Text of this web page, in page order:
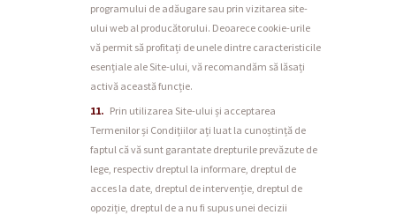
programului de adăugare sau prin vizitarea site-
ului web al producătorului. Deoarece cookie-urile
vă permit să profitați de unele dintre caracteristicile
esențiale ale Site-ului, vă recomandăm să lăsați
activă această funcție.
Prin utilizarea Site-ului și acceptarea
Termenilor și Condițiilor ați luat la cunoștință de
faptul că vă sunt garantate drepturile prevăzute de
lege, respectiv dreptul la informare, dreptul de
acces la date, dreptul de intervenție, dreptul de
opoziție, dreptul de a nu fi supus unei decizii